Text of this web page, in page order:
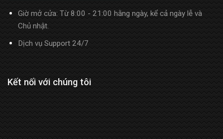
Giờ mở cửa: Từ 8:00 - 21:00 hằng ngày, kể cả ngày lễ và
Chủ nhật.
Dịch vụ Support 24/7
Kết nối với chúng tôi